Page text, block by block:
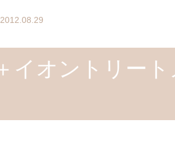
2012.08.29
イオントリート